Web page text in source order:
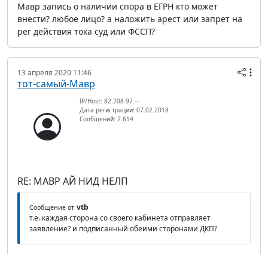
Мавр запись о наличии спора в ЕГРН кто может
внести? любое лицо? а наложить арест или запрет на
рег действия тока суд или ФССП?
13 апреля 2020 11:46
тот-самый-Мавр
IP/Host: 82.208.97.---
Дата регистрации: 07.02.2018
Сообщений: 2 614
RE: МАВР АЙ НИД НЕЛП
Сообщение от vtb
т.е. каждая сторона со своего кабинета отправляет
заявление? и подписанный обеими сторонами ДКП?